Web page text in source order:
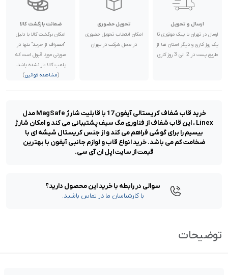
ارسال و تحویل
ارسال در تهران با پیک موتوری تا
یک روز کاری و دیگر استان ها از
طریق پست در 2 الی 3 روز کاری
تحویل حضوری
امکان انتخاب تحویل حضوری
در محل شرکت در تهران
ضمانت بازگشت کالا
امکان برگشت کالا با دلیل
"انصراف از خرید" تنها در
صورتی مورد قبول است که
پلمب کالا باز نشده باشد.
(مشاهده قوانین)
خرید قاب شفاف کریستالی آیفون 17 با قابلیت شارژ MagSafe مدل
Linex ، این قاب شفاف از فناوری مگ سیف پشتیبانی می کند و امکان شارژ
بیسیم را برای گوشی فراهم می کند و از جنس کریستال شیشه ای با
ضخامت کم می باشد. خرید انواع قاب و لوازم جانبی آیفون با بهترین
قیمت از سایت اپل ان آی سی.
سوالی در رابطه با خرید این محصول دارید؟
با کارشناسان ما در تماس باشید.
توضیحات